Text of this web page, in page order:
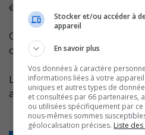
épicurien notoire, le comédien
Ce troisième Gala s’est
d’honneur du pharmacien,
Les profits réalisés lors du
avenir prochain.
Stocker et/ou accéder à
appareil
En savoir plus
Vos données à caractère
informations liées à votre
uniques et autres types de
et consultées par 66 partenaires,
ou utilisées spécifiquement par
nous-mêmes sommes
géolocalisation précises. Liste